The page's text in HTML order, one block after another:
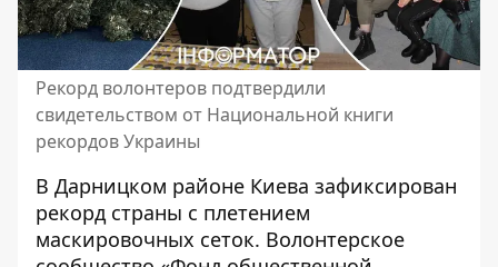
Рекорд волонтеров подтвердили
свидетельством от Национальной книги
рекордов Украины
В Дарницком районе Киева зафиксирован
рекорд страны с плетением
маскировочных сеток. Волонтерское